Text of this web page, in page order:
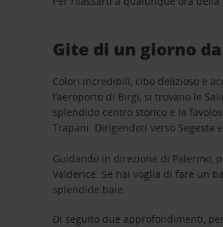
Gite di un giorno
Colori incredibili, cibo delizioso e
l’aeroporto di Birgi, si trovano le
splendido centro storico e la
Trapani. Dirigendoti verso Segesta
Guidando in direzione di Palermo,
Valderice. Se hai voglia di fare un
splendide baie.
Di seguito due approfondimenti,